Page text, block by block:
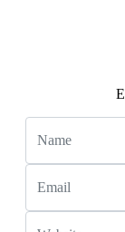
Name
Email
Website